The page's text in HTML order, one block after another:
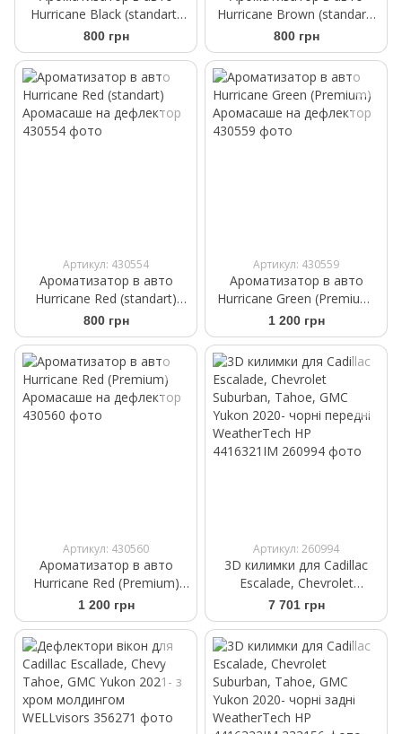
Hurricane Black (standart)
Аромасаше на дефлектор
800 грн
Hurricane Brown (standart)
Аромасаше на дефлектор
800 грн
Артикул: 430554
Ароматизатор в авто
Hurricane Red (standart)
Аромасаше на дефлектор
800 грн
Артикул: 430559
Ароматизатор в авто
Hurricane Green (Premium)
Аромасаше на дефлектор
1 200 грн
Артикул: 430560
Ароматизатор в авто
Hurricane Red (Premium)
Аромасаше на дефлектор
1 200 грн
Артикул: 260994
3D килимки для Cadillac
Escalade, Chevrolet
Suburban, Tahoe, GMC
Yukon 2020- чорні передні
4416321IM
7 701 грн